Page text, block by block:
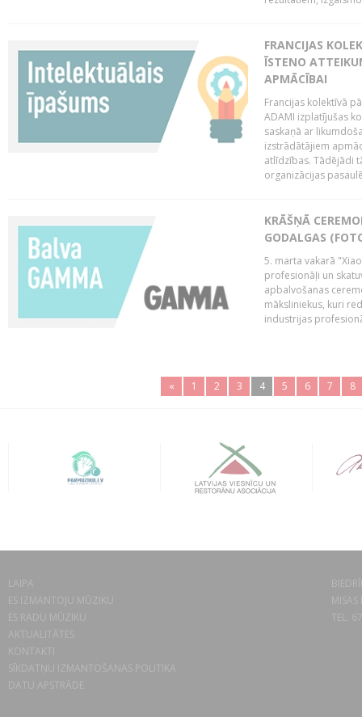
FRANCIJAS
ĪSTENO
APMĀCĪBAI
Francijas kolektīvā
ADAMI izplatījušas
saskaņā ar
izstrādātājiem
atlīdzības. Tādējādi
organizācijas
KRĀŠŅĀ
GODALGAS
5. marta vakarā
profesionāļi un
apbalvošanas
māksliniekus, kuri
industrijas
« 1 2 3 4 5 6 7 8
LAIPA
ES IZMANTOJU MŪZIKU
ES RADU MŪZIKU
AKTUALITĀTES
KONTAKTI
SĪKDATŅU IZMANTOŠANAS POLITIKA
DATU APSTRĀDE
TEL.